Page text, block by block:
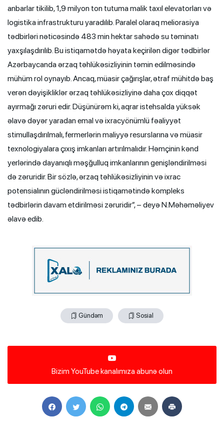
anbarlar tikilib, 1,9 milyon ton tutuma malik taxıl elevatorları və
logistika infrastrukturu yaradılıb. Paralel olaraq meliorasiya
tədbirləri nəticəsində 483 min hektar sahədə su təminatı
yaxşılaşdırılıb. Bu istiqamətdə həyata keçirilən digər tədbirlər
Azərbaycanda ərzaq təhlükəsizliyinin təmin edilməsində
mühüm rol oynayıb. Ancaq, müasir çağırışlar, ətraf mühitdə baş
verən dəyişikliklər ərzaq təhlükəsizliyinə daha çox diqqət
ayırmağı zəruri edir. Düşünürəm ki, aqrar istehsalda yüksək
əlavə dəyər yaradan emal və ixracyönümlü fəaliyyət
stimullaşdırılmalı, fermerlərin maliyyə resurslarına və müasir
texnologiyalara çıxış imkanları artırılmalıdır. Həmçinin kənd
yerlərində dayanıqlı məşğulluq imkanlarının genişləndirilməsi
də zəruridir. Bir sözlə, ərzaq təhlükəsizliyinin və ixrac
potensialının gücləndirilməsi istiqamətində kompleks
tədbirlərin davam etdirilməsi zəruridir”, – deyə N.Məhəməliyev
əlavə edib.
Gündəm Sosial
Bizim YouTube kanalımıza abunə olun